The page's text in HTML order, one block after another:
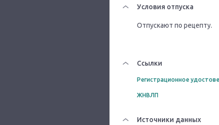
Условия отпуска
Отпускают по рецепту.
Ссылки
Регистрационное
ЖНВЛП
Источники данных